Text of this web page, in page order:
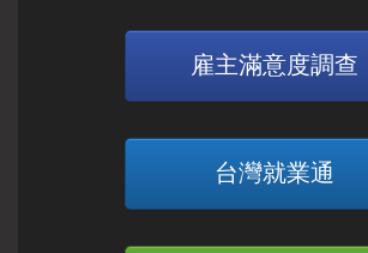
雇主滿意度調查
台灣就業通